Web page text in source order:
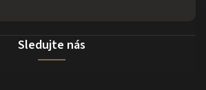
Sledujte nás